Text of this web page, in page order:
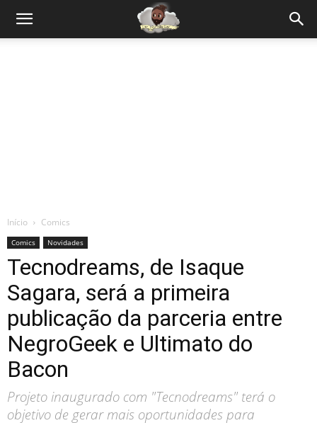
Início Comics
Comics Novidades
Tecnodreams, de Isaque
Sagara, será a primeira
publicação da parceria entre
NegroGeek e Ultimato do
Bacon
Projeto inaugurado com "Tecnodreams" terá o
objetivo de gerar mais oportunidades para